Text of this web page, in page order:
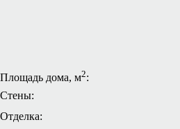
Площадь дома, м2:
Стены:
Отделка: